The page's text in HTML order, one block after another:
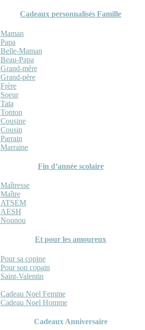
Cadeaux personnalisés Famille
Maman
Papa
Belle-Maman
Beau-Papa
Grand-mère
Grand-père
Frère
Soeur
Tata
Tonton
Cousine
Cousin
Parrain
Marraine
Fin d’année scolaire
Maîtresse
Maître
ATSEM
AESH
Nounou
Et pour les amoureux
Pour sa copine
Pour son copain
Saint-Valentin
Cadeau Noel Femme
Cadeau Noel Homme
Cadeaux Anniversaire